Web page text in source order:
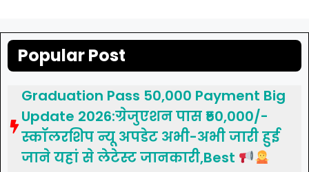
Popular Post
Graduation Pass 50,000 Payment Big
Update 2026:ग्रेजुएशन पास ₹50,000/-
स्कॉलरशिप न्यू अपडेट अभी-अभी जारी हुई
जाने यहां से लेटेस्ट जानकारी,Best